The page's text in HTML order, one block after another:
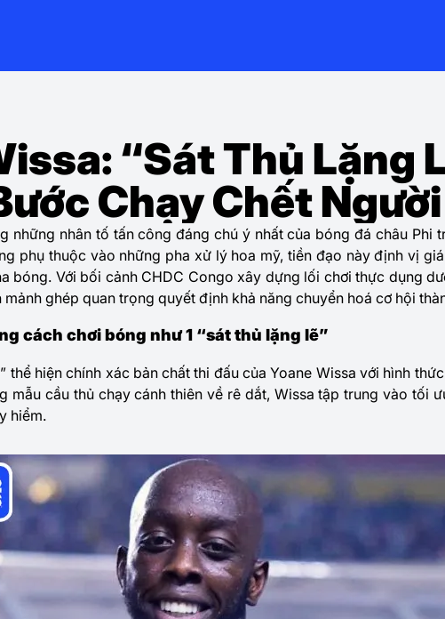
“Sát Thủ Lặng
Chạy Chết Người
những nhân tố tấn công đáng chú ý nhất của bóng đá châu Phi
phụ thuộc vào những pha xử lý hoa mỹ, tiền đạo này định vị
bóng. Với bối cảnh CHDC Congo xây dựng lối chơi thực dụng
mảnh ghép quan trọng quyết định khả năng chuyển hoá cơ hội
cách chơi bóng như 1 “sát thủ lặng lẽ”
thể hiện chính xác bản chất thi đấu củaYoane Wissa với hình
mẫu cầu thủ chạy cánh thiên về rê dắt, Wissa tập trung vào tối
hiểm.